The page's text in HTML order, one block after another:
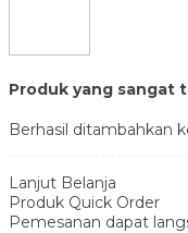
Produk yang sangat
Berhasil ditambahkan
Lanjut Belanja
Produk Quick Order
Pemesanan dapat